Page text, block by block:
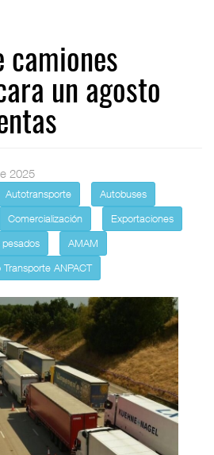
camiones
un agosto
2025
Autotransporte
Autobuses
Comercialización
Exportaciones
pesados
AMAM
Transporte ANPACT